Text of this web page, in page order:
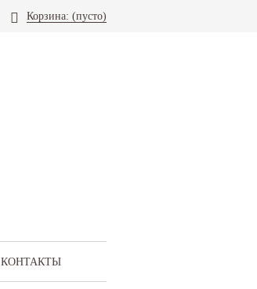
Корзина: (пусто)
КОНТАКТЫ